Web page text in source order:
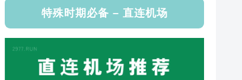
特殊时期必备 – 直连机场